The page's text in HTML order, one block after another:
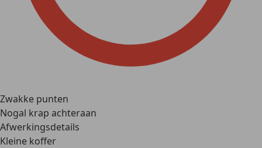
Zwakke punten
Nogal krap achteraan
Afwerkingsdetails
Kleine koffer